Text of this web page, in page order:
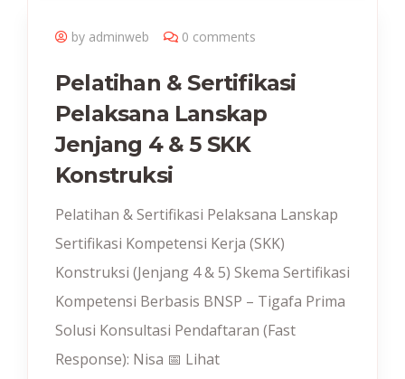
by adminweb 0 comments
Pelatihan & Sertifikasi
Pelaksana Lanskap
Jenjang 4 & 5 SKK
Konstruksi
Pelatihan & Sertifikasi Pelaksana Lanskap
Sertifikasi Kompetensi Kerja (SKK)
Konstruksi (Jenjang 4 & 5) Skema Sertifikasi
Kompetensi Berbasis BNSP – Tigafa Prima
Solusi Konsultasi Pendaftaran (Fast
Response): Nisa 📅 Lihat